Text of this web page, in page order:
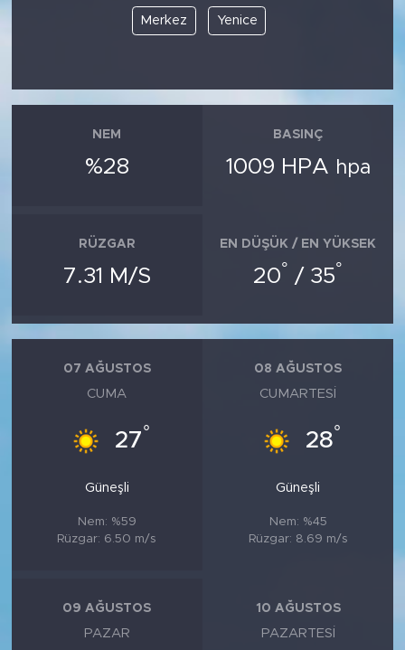
Merkez Yenice
NEM
%28
BASINÇ
1009 HPA hpa
RÜZGAR
7.31 M/S
EN DÜŞÜK / EN YÜKSEK
20° / 35°
07 AĞUSTOS
CUMA
27°
Güneşli
Nem: %59
Rüzgar: 6.50 m/s
08 AĞUSTOS
CUMARTESI
28°
Güneşli
Nem: %45
Rüzgar: 8.69 m/s
09 AĞUSTOS
PAZAR
10 AĞUSTOS
PAZARTESI